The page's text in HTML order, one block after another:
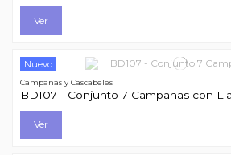
Ver
Nuevo
Campanas y Cascabeles
BD107 - Conjunto 7 Campanas con
Ver